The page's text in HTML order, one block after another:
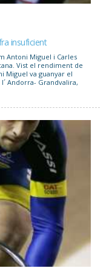
insuficient
Antoni Miguel i Carles
Vist el rendiment de
Miguel va guanyar el
Andorra- Grandvalira,